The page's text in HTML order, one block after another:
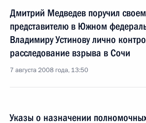
Дмитрий Медведев поручил
представителю в Южном
Владимиру Устинову лично
расследование взрыва в Сочи
7 августа 2008 года, 13:50
Указы о назначении